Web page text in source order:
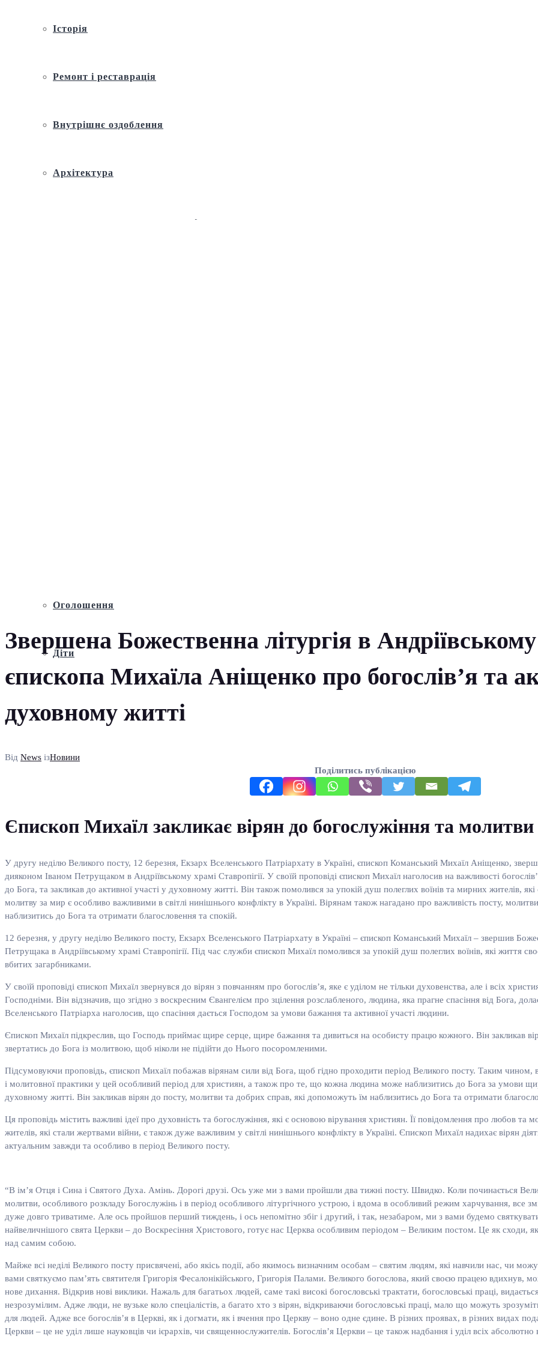
Історія
Ремонт і реставрація
Внутрішнє оздоблення
Архітектура
Православний церковний календар
Оголошення
Діти
Звершена Божественна літургія в
єпископа Михаїла Аніщенко про богослів’я та
духовному житті
Від News ізНовини
Поділитись публікацією
Єпископ Михаїл закликає вірян до богослужіння та молитви
У другу неділю Великого посту, 12 березня, Екзарх Вселенського Патріархату в Україні, єпископ Команський Михаїл Аніщенко,
дияконом Іваном Петрущаком в Андріївському храмі Ставропігії. У своїй проповіді єпископ Михаїл наголосив на важливості
до Бога, та закликав до активної участі у духовному житті. Він також помолився за упокій душ полеглих воїнів та мирних жителів,
молитву за мир є особливо важливими в світлі нинішнього конфлікту в Україні. Вірянам також нагадано про важливість посту,
наблизитись до Бога та отримати благословення та спокій.
12 березня, у другу неділю Великого посту, Екзарх Вселенського Патріархату в Україні – єпископ Команський Михаїл – звершив
Петрущака в Андріївському храмі Ставропігії. Під час служби єпископ Михаїл помолився за упокій душ полеглих воїнів, які життя
вбитих загарбниками.
У своїй проповіді єпископ Михаїл звернувся до вірян з повчанням про богослів’я, яке є уділом не тільки духовенства, але і всіх
Господніми. Він відзначив, що згідно з воскресним Євангелієм про зцілення розслабленого, людина, яка прагне спасіння від Бога,
Вселенського Патріарха наголосив, що спасіння дається Господом за умови бажання та активної участі людини.
Єпископ Михаїл підкреслив, що Господь приймає щире серце, щире бажання та дивиться на особисту працю кожного. Він закликав
звертатись до Бога із молитвою, щоб ніколи не підійти до Нього посоромленими.
Підсумовуючи проповідь, єпископ Михаїл побажав вірянам сили від Бога, щоб гідно проходити період Великого посту. Таким чином,
і молитовної практики у цей особливий період для християн, а також про те, що кожна людина може наблизитись до Бога за умови
духовному житті. Він закликав вірян до посту, молитви та добрих справ, які допоможуть їм наблизитись до Бога та отримати
Ця проповідь містить важливі ідеї про духовність та богослужіння, які є основою вірування християн. Її повідомлення про любов та
жителів, які стали жертвами війни, є також дуже важливим у світлі нинішнього конфлікту в Україні. Єпископ Михаїл надихає вірян
актуальним завжди та особливо в період Великого посту.
“В ім’я Отця і Сина і Святого Духа. Амінь. Дорогі друзі. Ось уже ми з вами пройшли два тижні посту. Швидко. Коли починається
молитви, особливого розкладу Богослужінь і в період особливого літургічного устрою, і вдома в особливий режим харчування, все
дуже довго триватиме. Але ось пройшов перший тиждень, і ось непомітно збіг і другий, і так, незабаром, ми з вами будемо
найвеличнішого свята Церкви – до Воскресіння Христового, готує нас Церква особливим періодом – Великим постом. Це як сходи,
над самим собою.
Майже всі неділі Великого посту присвячені, або якісь події, або якимось визначним особам – святим людям, які навчили нас, чи
вами святкуємо пам’ять святителя Григорія Фесалонікійського, Григорія Палами. Великого богослова, який своєю працею вдихнув,
нове дихання. Відкрив нові виклики. Нажаль для багатьох людей, саме такі високі богословські трактати, богословські праці,
незрозумілим. Адже люди, не вузьке коло спеціалістів, а багато хто з вірян, відкриваючи богословські праці, мало що можуть
для людей. Адже все богослів’я в Церкві, як і догмати, як і вчення про Церкву – воно одне єдине. В різних проявах, в різних видах
Церкви – це не уділ лише науковців чи ієрархів, чи священнослужителів. Богослів’я Церкви – це також надбання і уділ всіх